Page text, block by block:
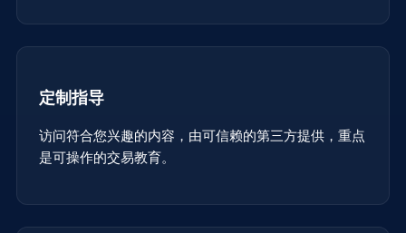
定制指导
访问符合您兴趣的内容，由可信赖的第三方提供，重点
是可操作的交易教育。